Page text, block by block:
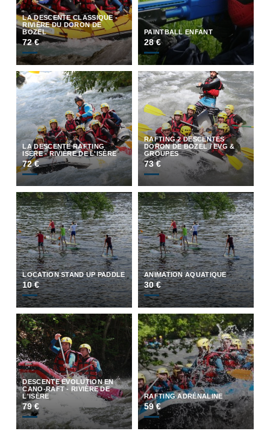
LA DESCENTE CLASSIQUE -
RIVIÈRE DU DORON DE
BOZEL
72 €
PAINTBALL ENFANT
28 €
LA DESCENTE RAFTING
ISÈRE - RIVIÈRE DE L'ISÈRE
72 €
RAFTING 2 DESCENTES
DORON DE BOZEL / EVG &
GROUPES
73 €
LOCATION STAND UP PADDLE
10 €
ANIMATION AQUATIQUE
30 €
DESCENTE ÉVOLUTION EN
CANO-RAFT - RIVIÈRE DE
L'ISÈRE
79 €
RAFTING ADRÉNALINE
59 €